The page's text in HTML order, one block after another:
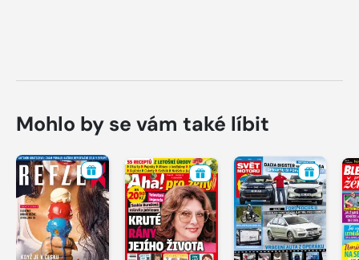
Mohlo by se vám také líbit